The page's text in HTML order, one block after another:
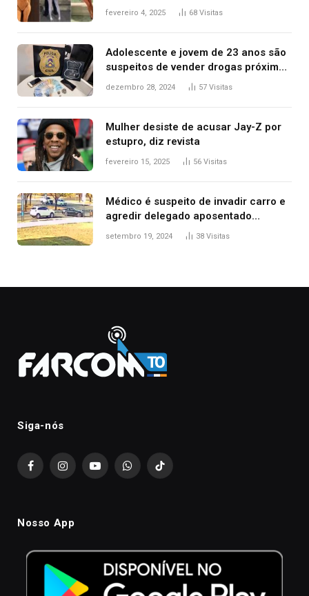
West que apareceu nua no Grammy
fevereiro 4, 2025 68 Visitas
Adolescente e jovem de 23 anos são
suspeitos de vender drogas próximo
de delegacia e escola, diz polícia
dezembro 28, 2024 57 Visitas
Mulher desiste de acusar Jay-Z por
estupro, diz revista
fevereiro 15, 2025 56 Visitas
Médico é suspeito de invadir carro e
agredir delegado aposentado
durante confusão no trânsito
setembro 19, 2024 38 Visitas
Siga-nós
FacebookInstagramYouTubeWhatsAppTikTok
Nosso App